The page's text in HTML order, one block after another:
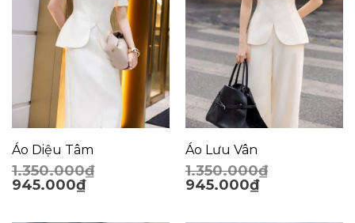
Áo Diệu Tâm
1.350.000₫
945.000₫
Áo Lưu Vân
1.350.000₫
945.000₫